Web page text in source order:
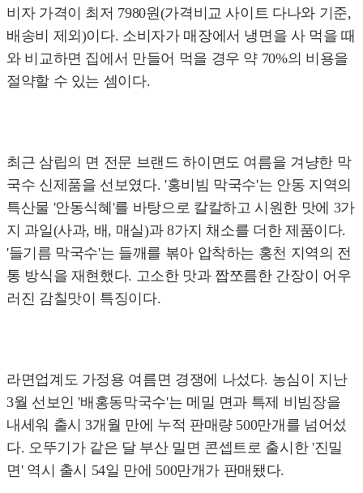
비자 가격이 최저 7980원(가격비교 사이트 다나와 기준,
배송비 제외)이다. 소비자가 매장에서 냉면을 사 먹을 때
와 비교하면 집에서 만들어 먹을 경우 약 70%의 비용을
절약할 수 있는 셈이다.
최근 삼립의 면 전문 브랜드 하이면도 여름을 겨냥한 막
국수 신제품을 선보였다. '홍비빔 막국수'는 안동 지역의
특산물 '안동식혜'를 바탕으로 칼칼하고 시원한 맛에 3가
지 과일(사과, 배, 매실)과 8가지 채소를 더한 제품이다.
'들기름 막국수'는 들깨를 볶아 압착하는 홍천 지역의 전
통 방식을 재현했다. 고소한 맛과 짭쪼름한 간장이 어우
러진 감칠맛이 특징이다.
라면업계도 가정용 여름면 경쟁에 나섰다. 농심이 지난
3월 선보인 '배홍동막국수'는 메밀 면과 특제 비빔장을
내세워 출시 3개월 만에 누적 판매량 500만개를 넘어섰
다. 오뚜기가 같은 달 부산 밀면 콘셉트로 출시한 '진밀
면' 역시 출시 54일 만에 500만개가 판매됐다.